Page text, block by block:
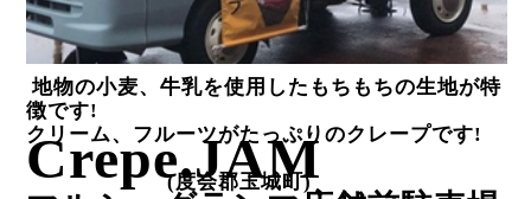
地物の小麦、牛乳を使用したもちもちの生地が特
徴です!
クリーム、フルーツがたっぷりのクレープです!
Crepe.JAM
(度会郡玉城町)